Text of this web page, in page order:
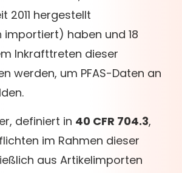
2011 hergestellt
importiert) haben und 18
Inkrafttreten dieser
werden, um PFAS-Daten an
definiert in 40 CFR 704.3,
im Rahmen dieser
aus Artikelimporten